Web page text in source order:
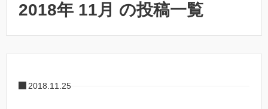
2018年 11月 の投稿一覧
2018.11.25